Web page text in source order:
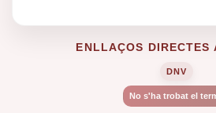
ENLLAÇOS DIRECTES
DNV
No s'ha trobat el